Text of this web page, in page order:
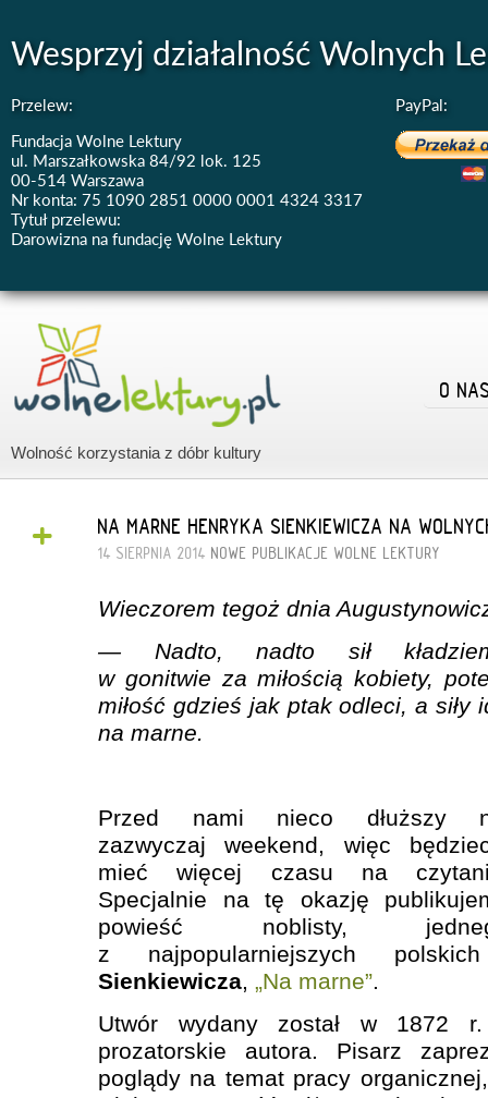
Wesprzyj działalność Wolnych
Przelew:
Fundacja Wolne Lektury
ul. Marszałkowska 84/92 lok. 125
00-514 Warszawa
Nr konta: 75 1090 2851 0000 0001 4324 3317
Tytuł przelewu:
Darowizna na fundację Wolne Lektury
PayPal:
Wolność korzystania z dóbr kultury
O
+ NA MARNE HENRYKA SIENKIEWICZA NA
14 SIERPNIA 2014 NOWE PUBLIKACJE WOLNE LEKTURY
Wieczorem tegoż dnia
— Nadto, nadto sił
w gonitwie za miłością kobiety,
miłość gdzieś jak ptak odleci, a siły
na marne.
Przed nami nieco dłuższy
zazwyczaj weekend, więc
mieć więcej czasu na
Specjalnie na tę okazję
powieść noblisty,
z najpopularniejszych
Sienkiewicza, „Na marne”.
Utwór wydany został w 1872
prozatorskie autora. Pisarz
poglądy na temat pracy